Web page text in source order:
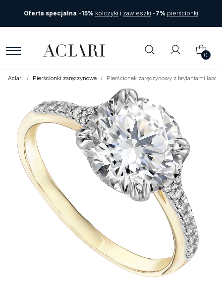
Oferta specjalna -15% kolczyki i zawieszki -7% pierścionki
0
Aclari Pierścionki zaręczynowe Pierścionek zaręczynowy z brylantami